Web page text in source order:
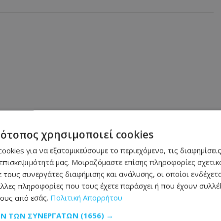
χρησιμοποιεί cookies
για να εξατομικεύσουμε το περιεχόμενο, τις
μας. Μοιραζόμαστε επίσης πληροφορίες
συνεργάτες διαφήμισης και ανάλυσης, οι οποίοι
πληροφορίες που τους έχετε παράσχει ή που έχουν
από εσάς. Πολιτική Απορρήτου
ΤΩΝ ΣΥΝΕΡΓΑΤΏΝ (1656) →